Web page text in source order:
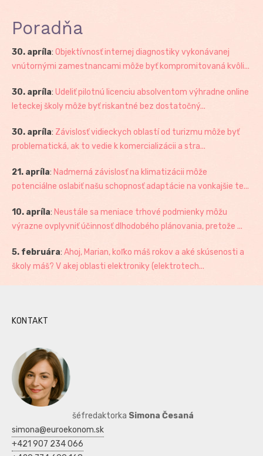
Poradňa
30. apríla: Objektívnosť internej diagnostiky vykonávanej
vnútornými zamestnancami môže byť kompromitovaná kvôli...
30. apríla: Udeliť pilotnú licenciu absolventom výhradne online
leteckej školy môže byť riskantné bez dostatočný...
30. apríla: Závislosť vidieckych oblastí od turizmu môže byť
problematická, ak to vedie k komercializácii a stra...
21. apríla: Nadmerná závislosť na klimatizácii môže
potenciálne oslabiť našu schopnosť adaptácie na vonkajšie te...
10. apríla: Neustále sa meniace trhové podmienky môžu
výrazne ovplyvniť účinnosť dlhodobého plánovania, pretože ...
5. februára: Ahoj, Marian, koľko máš rokov a aké skúsenosti a
školy máš? V akej oblasti elektroniky (elektrotech...
KONTAKT
šéfredaktorka Simona Česaná
simona@euroekonom.sk
+421 907 234 066